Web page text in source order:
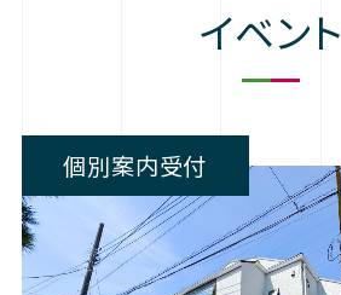
イベント
個別案内受付